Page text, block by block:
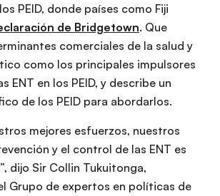
PEID, donde países como Fiji
de Bridgetown. Que
comerciales de la salud y
como los principales impulsores
ENT en los PEID, y describe un
de los PEID para abordarlos.
mejores esfuerzos, nuestros
y el control de las ENT es
dijo Sir Collin Tukuitonga,
Grupo de expertos en políticas de